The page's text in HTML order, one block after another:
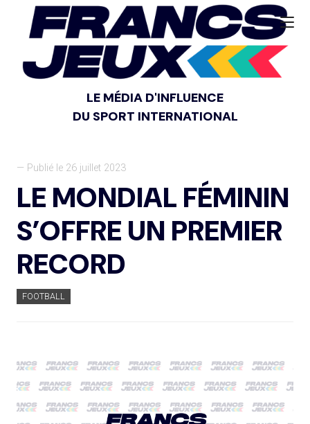
LE MÉDIA D'INFLUENCE
DU SPORT INTERNATIONAL
— Publié le 26 juillet 2023
LE MONDIAL FÉMININ
S’OFFRE UN PREMIER
RECORD
FOOTBALL